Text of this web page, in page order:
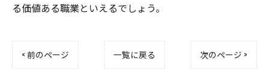
る価値ある職業といえるでしょう。
< 前のページ 一覧に戻る 次のページ >